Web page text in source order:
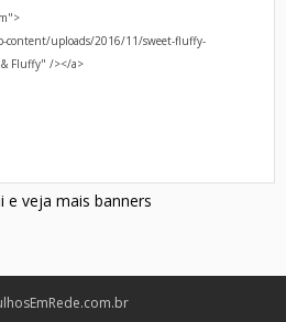
e veja mais banners